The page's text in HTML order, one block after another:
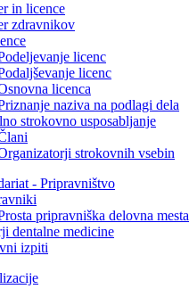
in licence
zdravnikov
licenc
licenc
licenca
naziva na podlagi dela
strokovno usposabljanje
strokovnih vsebin
- Pripravništvo
pripravniška delovna mesta
dentalne medicine
izpiti